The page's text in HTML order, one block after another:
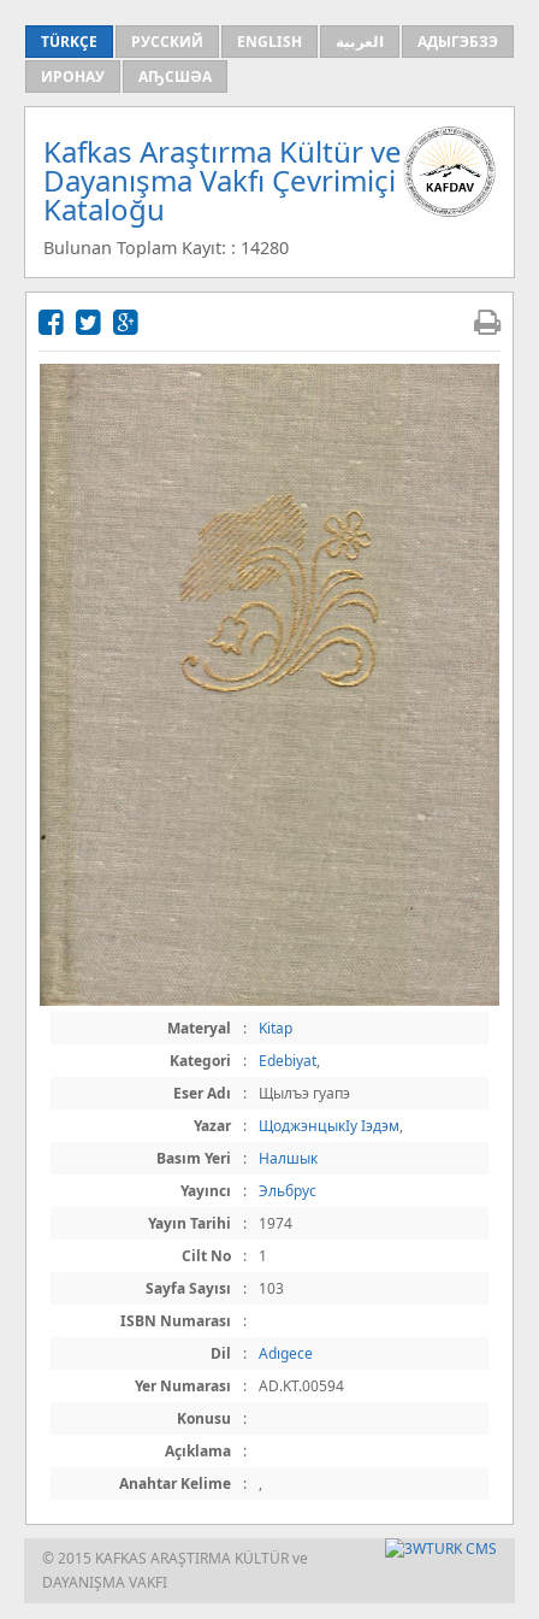
TÜRKÇE РУССКИЙ ENGLISH العربية
АДЫГЭБЗЭ
ИРОНАУ
АҦСШӘА
Kafkas Araştırma Kültür ve
Dayanışma Vakfı Çevrimiçi
Kataloğu
Bulunan Toplam Kayıt: : 14280
Materyal :
Kitap
Kategori
: Edebiyat,
Eser Adı
:
Щылъэ гуапэ
Yazar
: ЩоджэнцыкІу Іэдэм,
Basım Yeri
:
Налшык
Yayıncı
: Эльбрус
Yayın Tarihi
:
1974
Cilt No
:
1
Sayfa Sayısı
:
103
ISBN Numarası
:
Dil
: Adıgece
Yer Numarası
: AD.KT.00594
Konusu
:
Açıklama
:
Anahtar Kelime
: ,
© 2015 KAFKAS ARAŞTIRMA KÜLTÜR ve
DAYANIŞMA VAKFI